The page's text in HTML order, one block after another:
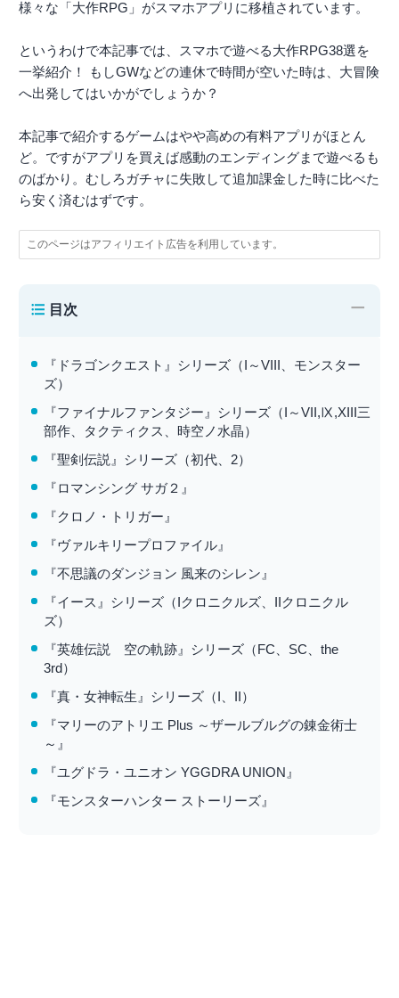
様々な「大作RPG」がスマホアプリに移植されています。
というわけで本記事では、スマホで遊べる大作RPG38選を
一挙紹介！ もしGWなどの連休で時間が空いた時は、大冒険
へ出発してはいかがでしょうか？
本記事で紹介するゲームはやや高めの有料アプリがほとん
ど。ですがアプリを買えば感動のエンディングまで遊べるも
のばかり。むしろガチャに失敗して追加課金した時に比べた
ら安く済むはずです。
このページはアフィリエイト広告を利用しています。
目次 −
『ドラゴンクエスト』シリーズ（I～VIII、モンスター
ズ）
『ファイナルファンタジー』シリーズ（I～VII,Ⅸ,XIII三
部作、タクティクス、時空ノ水晶）
『聖剣伝説』シリーズ（初代、2）
『ロマンシング サガ２』
『クロノ・トリガー』
『ヴァルキリープロファイル』
『不思議のダンジョン 風来のシレン』
『イース』シリーズ（Iクロニクルズ、IIクロニクル
ズ）
『英雄伝説 空の軌跡』シリーズ（FC、SC、the
3rd）
『真・女神転生』シリーズ（I、II）
『マリーのアトリエ Plus ～ザールブルグの錬金術士
～』
『ユグドラ・ユニオン YGGDRA UNION』
『モンスターハンター ストーリーズ』